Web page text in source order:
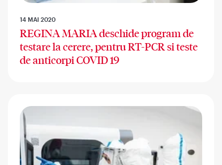
14 MAI 2020
REGINA MARIA deschide program de
testare la cerere, pentru RT-PCR si teste
de anticorpi COVID 19